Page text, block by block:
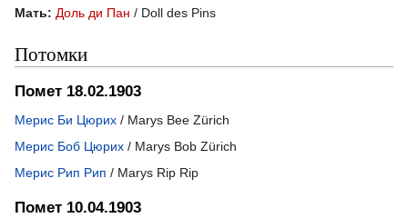
Мать: Доль ди Пан / Doll des Pins
Потомки
Помет 18.02.1903
Мерис Би Цюрих / Marys Bee Zürich
Мерис Боб Цюрих / Marys Bob Zürich
Мерис Рип Рип / Marys Rip Rip
Помет 10.04.1903